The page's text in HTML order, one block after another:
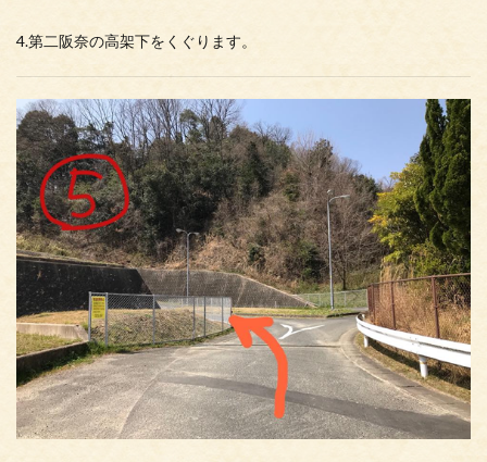
4.第二阪奈の高架下をくぐります。